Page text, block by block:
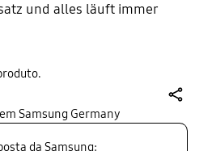
und alles läuft immer
Samsung Germany
da Samsung: